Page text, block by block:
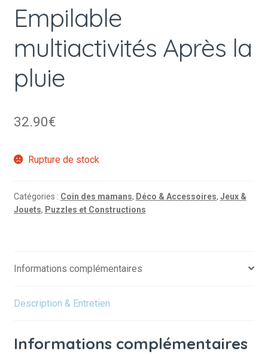
Empilable
multiactivités Après la
pluie
32.90€
Rupture de stock
Catégories : Coin des mamans, Déco & Accessoires, Jeux &
Jouets, Puzzles et Constructions
Informations complémentaires
Description & Entretien
Informations complémentaires